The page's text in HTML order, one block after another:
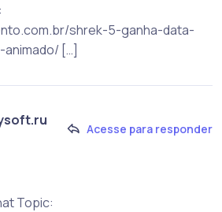
shrek-5-ganha-data-
[…]
Acesse para responder
Topic: